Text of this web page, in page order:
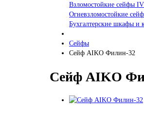
Взломостойкие сейфы IV
Огневзломостойкие
Бухгалтерские шкафы и
Сейфы
Сейф AIKO Филин-32
Сейф AIKO